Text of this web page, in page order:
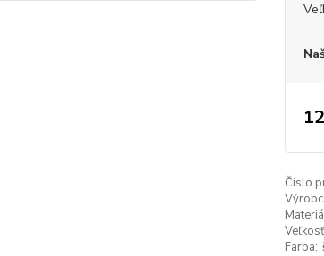
Číslo
Farba: